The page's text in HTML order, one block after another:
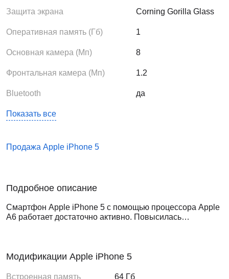
Защита экрана Corning Gorilla Glass
Оперативная память (Гб) 1
Основная камера (Мп) 8
Фронтальная камера (Мп) 1.2
Bluetooth да
Показать все
Продажа Apple iPhone 5
Подробное описание
Смартфон Apple iPhone 5 с помощью процессора Apple
A6 работает достаточно активно. Повысилась
этот гаджет всего 112 гр.; удобен в пользовании и прост
часов работы телефона, емкость аккумулятора 1400
Модификации Apple iPhone 5
Встроенная память 64 Гб